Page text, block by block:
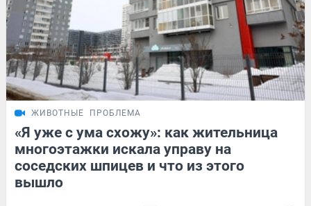
ЖИВОТНЫЕ ПРОБЛЕМА
«Я уже с ума схожу»: как жительница
многоэтажки искала управу на
соседских шпицев и что из этого
вышло